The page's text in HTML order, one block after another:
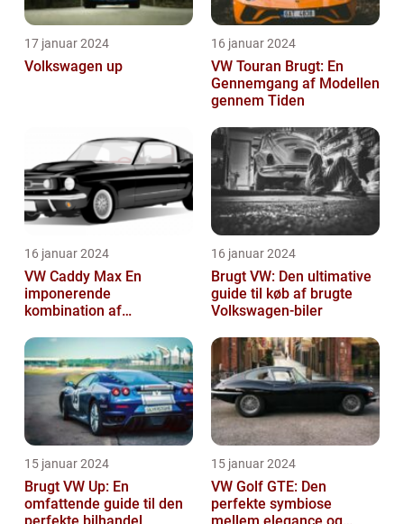
17 januar 2024
Volkswagen up
16 januar 2024
VW Touran Brugt: En
Gennemgang af Modellen
gennem Tiden
16 januar 2024
VW Caddy Max En
imponerende
kombination af
og komfort
16 januar 2024
Brugt VW: Den ultimative
guide til køb af brugte
Volkswagen-biler
15 januar 2024
Brugt VW Up: En
omfattende guide til den
15 januar 2024
VW Golf GTE: Den
perfekte symbiose